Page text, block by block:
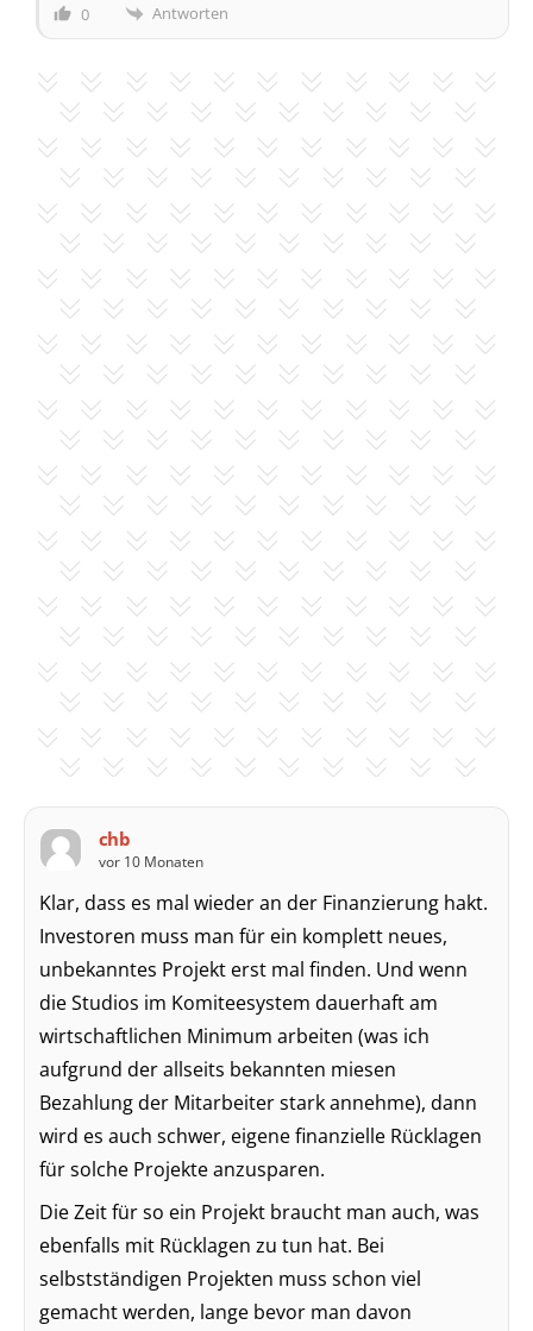
0 Antworten
chb
vor 10 Monaten
Klar, dass es mal wieder an der Finanzierung hakt.
Investoren muss man für ein komplett neues,
unbekanntes Projekt erst mal finden. Und wenn
die Studios im Komiteesystem dauerhaft am
wirtschaftlichen Minimum arbeiten (was ich
aufgrund der allseits bekannten miesen
Bezahlung der Mitarbeiter stark annehme), dann
wird es auch schwer, eigene finanzielle Rücklagen
für solche Projekte anzusparen.
Die Zeit für so ein Projekt braucht man auch, was
ebenfalls mit Rücklagen zu tun hat. Bei
selbstständigen Projekten muss schon viel
gemacht werden, lange bevor man davon